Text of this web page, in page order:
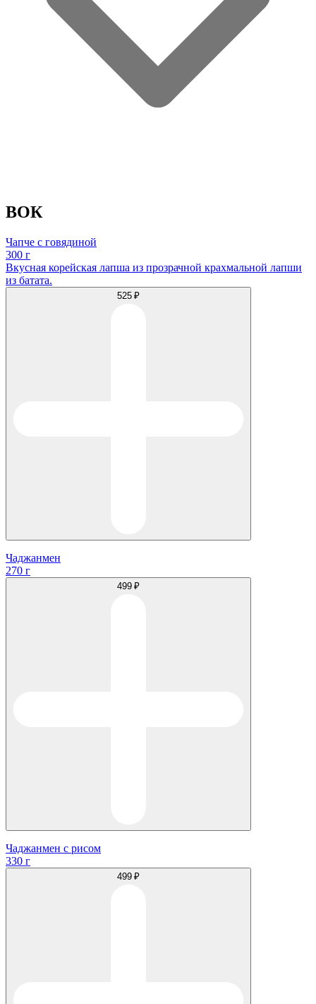
ВОК
Чапче с говядиной
300 г
Вкусная корейская лапша из прозрачной крахмальной лапши
из батата.
525 ₽
Чаджанмен
270 г
499 ₽
Чаджанмен с рисом
330 г
499 ₽